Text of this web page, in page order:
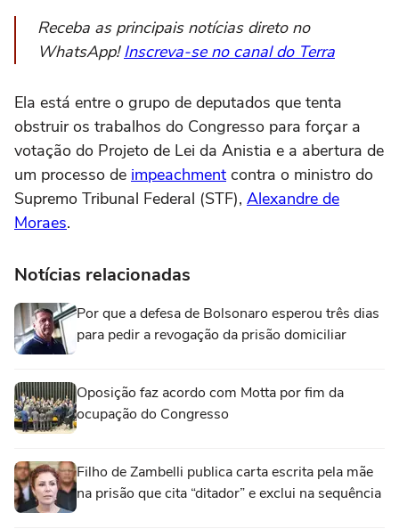
Receba as principais notícias direto no
WhatsApp!Inscreva-se no canal do Terra
Ela está entre o grupo de deputados que tenta
obstruir os trabalhos do Congresso para forçar a
votação do Projeto de Lei da Anistia e a abertura de
um processo de impeachment contra o ministro do
Supremo Tribunal Federal (STF), Alexandre de
Moraes.
Notícias relacionadas
Por que a defesa de Bolsonaro esperou três dias
para pedir a revogação da prisão domiciliar
Oposição faz acordo com Motta por fim da
ocupação do Congresso
Filho de Zambelli publica carta escrita pela mãe
na prisão que cita “ditador” e exclui na sequência